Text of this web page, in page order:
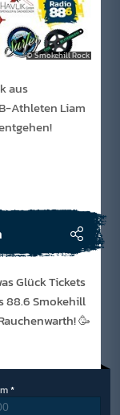
Smokehill Rock
aus
Athleten Liam
Glück Tickets
88.6 Smokehill
🥳